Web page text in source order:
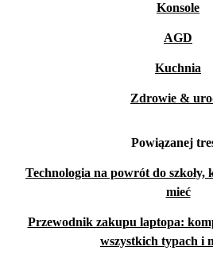
Konsole
AGD
Kuchnia
Zdrowie &
Powiązanej
Technologia na powrót do
mieć
Przewodnik zakupu laptopa:
wszystkich typach i